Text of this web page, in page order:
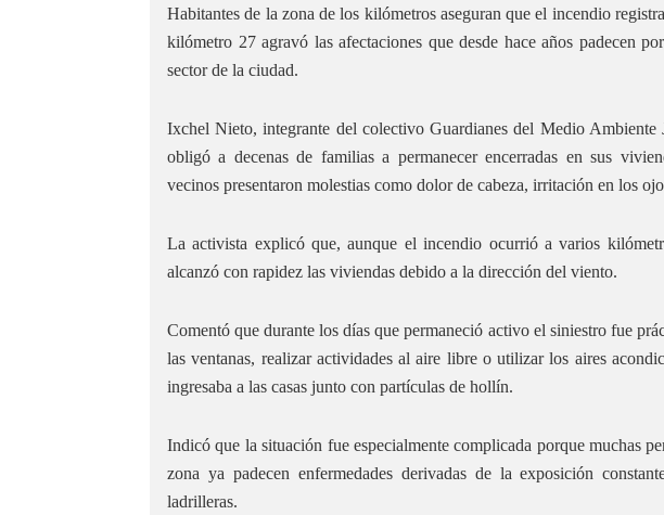
Habitantes de la zona de los kilómetros aseguran que el incendio
kilómetro 27 agravó las afectaciones que desde hace años padecen
sector de la ciudad.
Ixchel Nieto, integrante del colectivo Guardianes del Medio Ambiente
obligó a decenas de familias a permanecer encerradas en sus
vecinos presentaron molestias como dolor de cabeza, irritación en los
La activista explicó que, aunque el incendio ocurrió a varios
alcanzó con rapidez las viviendas debido a la dirección del viento.
Comentó que durante los días que permaneció activo el siniestro fue
las ventanas, realizar actividades al aire libre o utilizar los aires
ingresaba a las casas junto con partículas de hollín.
Indicó que la situación fue especialmente complicada porque muchas
zona ya padecen enfermedades derivadas de la exposición
ladrilleras.